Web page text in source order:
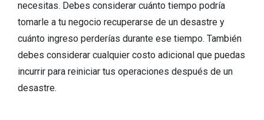
necesitas. Debes considerar cuánto tiempo podría
tomarle a tu negocio recuperarse de un desastre y
cuánto ingreso perderías durante ese tiempo. También
debes considerar cualquier costo adicional que puedas
incurrir para reiniciar tus operaciones después de un
desastre.